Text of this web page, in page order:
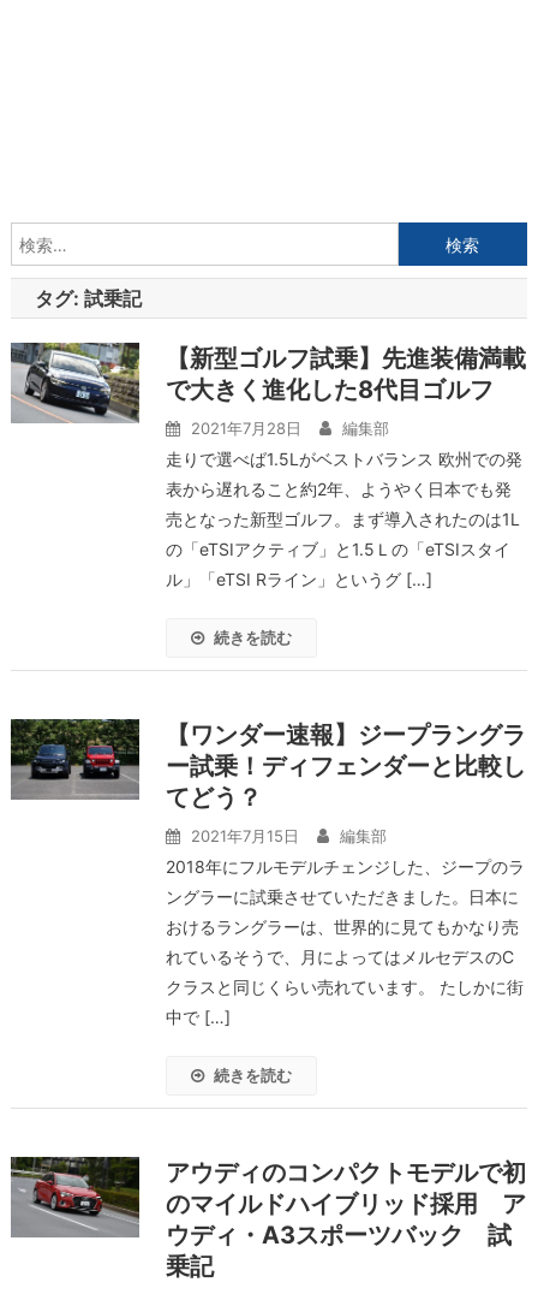
索:
タグ: 試乗記
【新型ゴルフ試乗】先進装備満載
で大きく進化した8代目ゴルフ
2021年7月28日 編集部
走りで選べば1.5Lがベストバランス 欧州での発
表から遅れること約2年、ようやく日本でも発
売となった新型ゴルフ。まず導入されたのは1L
の「eTSIアクティブ」と1.5Ｌの「eTSIスタイ
ル」「eTSI Rライン」というグ […]
続きを読む
【ワンダー速報】ジープラングラ
ー試乗！ディフェンダーと比較し
てどう？
2021年7月15日 編集部
2018年にフルモデルチェンジした、ジープのラ
ングラーに試乗させていただきました。日本に
おけるラングラーは、世界的に見てもかなり売
れているそうで、月によってはメルセデスのC
クラスと同じくらい売れています。 たしかに街
中で […]
続きを読む
アウディのコンパクトモデルで初
のマイルドハイブリッド採用 ア
ウディ・A3スポーツバック 試
乗記